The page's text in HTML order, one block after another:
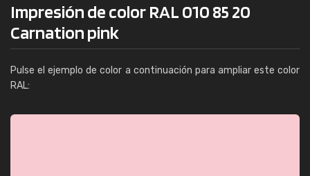
Impresión de color RAL 010 85 20
Carnation pink
Pulse el ejemplo de color a continuación para ampliar este color
RAL: